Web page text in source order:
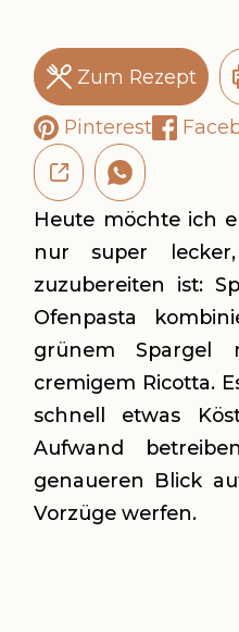
Zum Rezept
Pinterest
Heute möchte ich
nur super
zuzubereiten ist:
Ofenpasta
grünem Spargel
cremigem Ricotta.
schnell etwas
Aufwand
genaueren Blick
Vorzüge werfen.